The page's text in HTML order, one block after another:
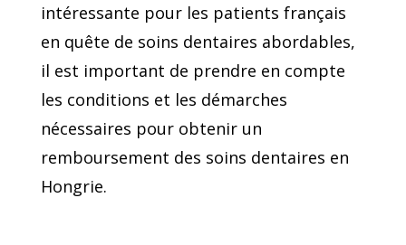
intéressante pour les patients français
en quête de soins dentaires abordables,
il est important de prendre en compte
les conditions et les démarches
nécessaires pour obtenir un
remboursement des soins dentaires en
Hongrie.